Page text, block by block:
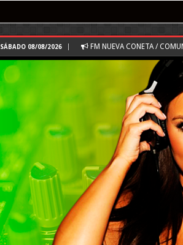
SÁBADO 08/08/2026 FM NUEVA CONETA /